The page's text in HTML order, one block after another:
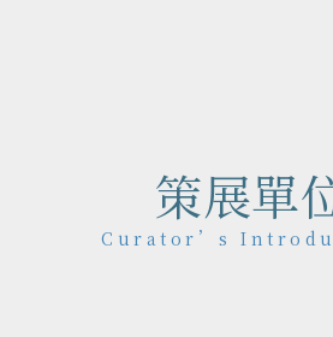
策展單
Curator’s